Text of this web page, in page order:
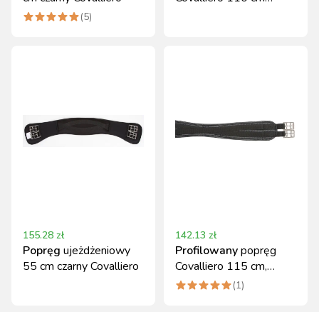
(5)
155.28 zł
Popręg ujeżdżeniowy
55 cm czarny Covalliero
142.13 zł
Profilowanypopręg
Covalliero 115 cm,
czarny
(1)